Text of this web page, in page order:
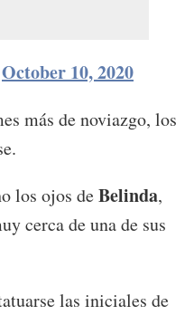
October 10, 2020
más de noviazgo, los
los ojos deBelinda,
cerca de una de sus
las iniciales de